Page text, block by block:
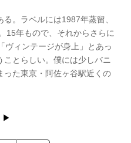
。ラベルには1987年蒸留、
15年もので、それからさらに
ヴィンテージが身上」とあっ
とらしい。僕には少しバニ
った東京・阿佐ヶ谷駅近くの
▶